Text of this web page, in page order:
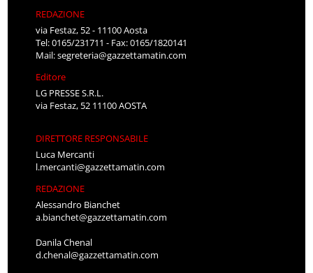
REDAZIONE
via Festaz, 52 - 11100 Aosta
Tel: 0165/231711 - Fax: 0165/1820141
Mail:segreteria@gazzettamatin.com
Editore
LG PRESSE S.R.L.
via Festaz, 52 11100 AOSTA
DIRETTORE RESPONSABILE
Luca Mercanti
l.mercanti@gazzettamatin.com
REDAZIONE
Alessandro Bianchet
a.bianchet@gazzettamatin.com
Danila Chenal
d.chenal@gazzettamatin.com